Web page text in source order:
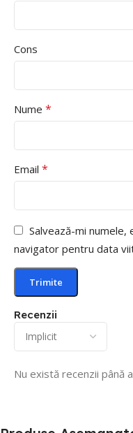
Recenzii
Nu există recenzii până
Cons
Nume *
Email *
Salvează-mi numele,
navigator pentru data